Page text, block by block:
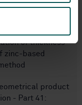
parameters -
of thickness
zinc-based
product
- Part 41: